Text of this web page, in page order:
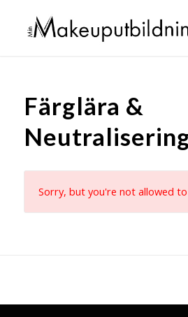
Färglära &
Sorry, but you're not allowed to